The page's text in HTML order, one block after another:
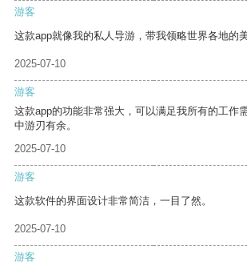
游客
这款app就像我的私人导游，带我领略世界各地的美
2025-07-10
游客
这款app的功能非常强大，可以满足我所有的工作
中游刃有余。
2025-07-10
游客
这款软件的界面设计非常简洁，一目了然。
2025-07-10
游客